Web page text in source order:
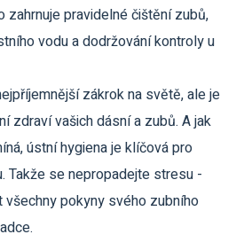
zahrnuje pravidelné čištění zubů,
vodu a dodržování kontroly u
zákrok na světě, ale je
zdraví vašich dásní a zubů. A jak
ústní hygiena je klíčová pro
Takže se nepropadejte stresu -
pokyny svého zubního